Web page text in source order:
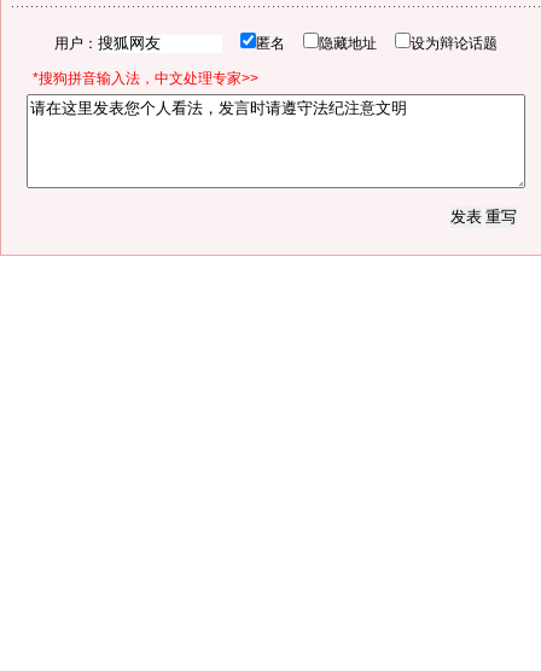
用户： 匿名 隐藏地址 设为辩论话题
*搜狗拼音输入法，中文处理专家>>